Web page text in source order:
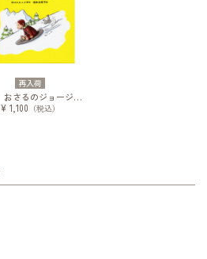
再入荷
絵本 おさるのジョージ スキーをする
¥ 1,100 （税込）